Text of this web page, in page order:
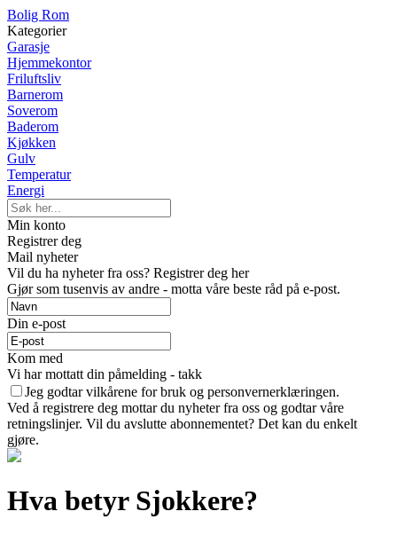
Bolig Rom
Kategorier
Garasje
Hjemmekontor
Friluftsliv
Barnerom
Soverom
Baderom
Kjøkken
Gulv
Temperatur
Energi
Min konto
Registrer deg
Mail nyheter
Vil du ha nyheter fra oss? Registrer deg her
Gjør som tusenvis av andre - motta våre beste råd på e-post.
Din e-post
Kom med
Vi har mottatt din påmelding - takk
Jeg godtar vilkårene for bruk og personvernerklæringen.
Ved å registrere deg mottar du nyheter fra oss og godtar våre
retningslinjer. Vil du avslutte abonnementet? Det kan du enkelt
gjøre.
Hva betyr Sjokkere?